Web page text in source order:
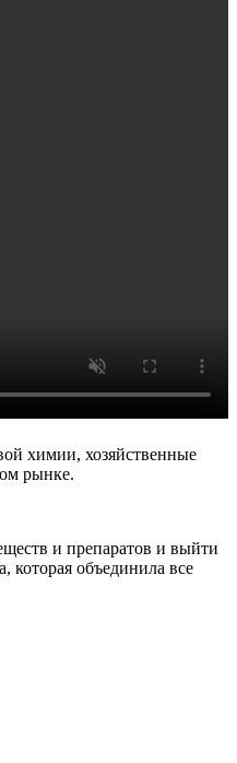
химии, хозяйственные
рынке.
и препаратов и выйти
которая объединила все